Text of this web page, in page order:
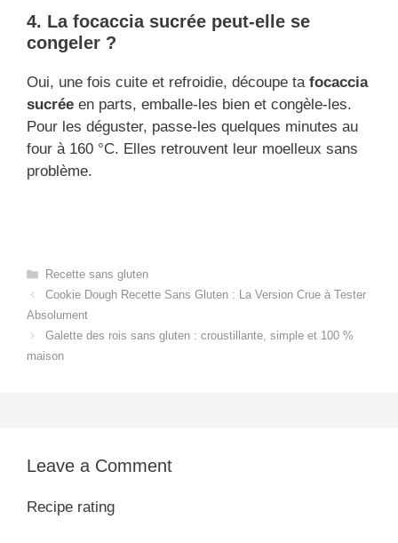
4. La focaccia sucrée peut-elle se
congeler ?
Oui, une fois cuite et refroidie, découpe ta focaccia
sucrée en parts, emballe-les bien et congèle-les.
Pour les déguster, passe-les quelques minutes au
four à 160 °C. Elles retrouvent leur moelleux sans
problème.
Categories
Recette sans gluten
Cookie Dough Recette Sans Gluten : La Version Crue à Tester
Absolument
Galette des rois sans gluten : croustillante, simple et 100 %
maison
Leave a Comment
Recipe rating